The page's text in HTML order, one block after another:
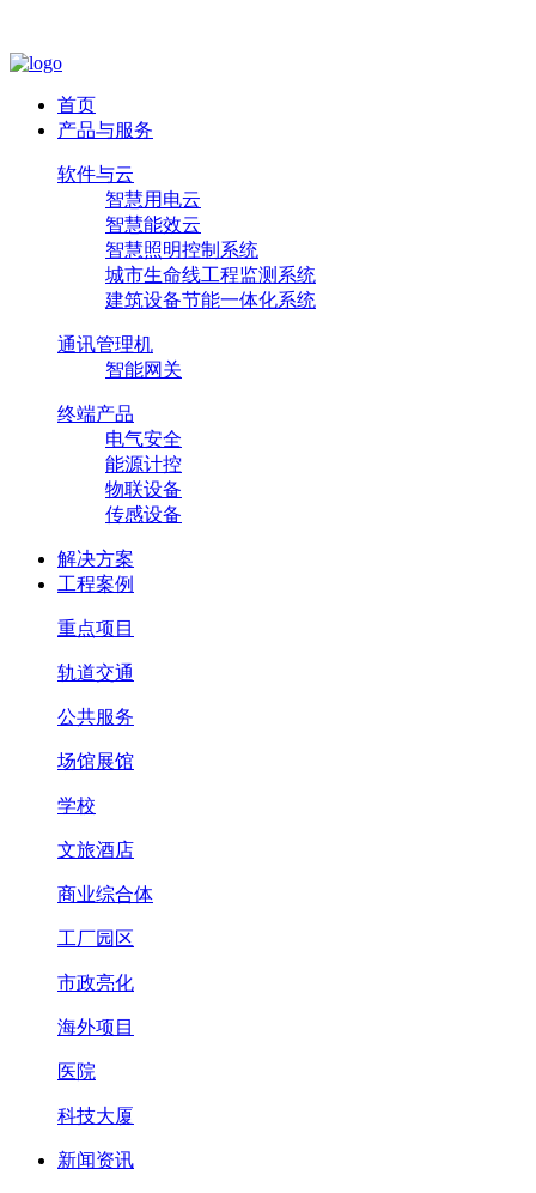
首页
产品与服务
软件与云
智慧用电云
智慧能效云
智慧照明控制系统
城市生命线工程监测系统
建筑设备节能一体化系统
通讯管理机
智能网关
终端产品
电气安全
能源计控
物联设备
传感设备
解决方案
工程案例
重点项目
轨道交通
公共服务
场馆展馆
学校
文旅酒店
商业综合体
工厂园区
市政亮化
海外项目
医院
科技大厦
新闻资讯